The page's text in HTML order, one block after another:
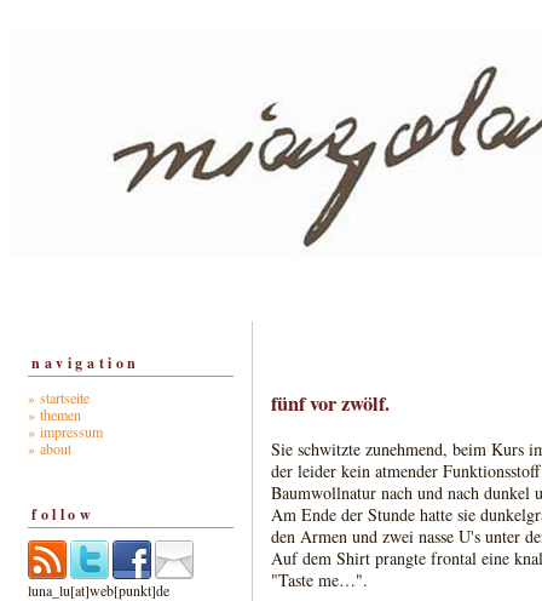
navigation
» startseite
» themen
» impressum
» about
follow
luna_lu[at]web[punkt]de
fünf vor zwölf.
Sie schwitzte zunehmend, beim Kurs
der leider kein atmender
Baumwollnatur nach und nach dunkel
Am Ende der Stunde hatte sie
den Armen und zwei nasse U's unter
Auf dem Shirt prangte frontal eine
"Taste me…".